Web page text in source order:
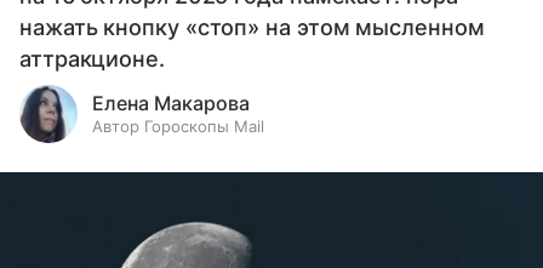
нажать кнопку «стоп» на этом мысленном
аттракционе.
Елена Макарова
Автор Гороскопы Mail